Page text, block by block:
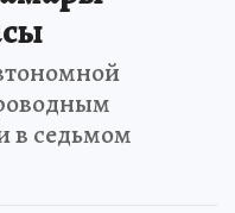
в седьмом